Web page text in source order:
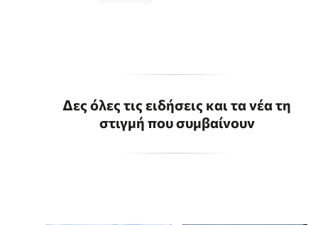
Δες όλες τις ειδήσεις και τα νέα τη
στιγμή που συμβαίνουν